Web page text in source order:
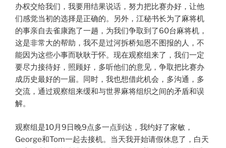
办权交给我们，我要用结果说话，努力把比赛办好，让他
们感觉当初的选择是正确的。另外，江秘书长为了麻将机
的事亲自去雀康跑了一趟，为我们争取到了60台麻将机，
这是非常大的帮助，我不是过河拆桥知恩不图报的人，不
能因为这些小事而耿耿于怀。现在观察组来了，我们一定
要尽力接待好，照顾好，多听他们的意见，争取把比赛办
成历史最好的一届。同时，我也想借此机会，多沟通，多
交流，通过观察组来缓和与世界麻将组织之间的矛盾和误
解。
观察组是10月9日晚9点多一点到达，我约好了家敏，
George和Tom一起去接机。当天我开始请假休息了，白天